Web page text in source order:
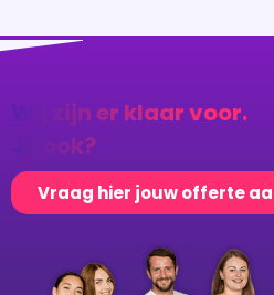
Wij zijn er klaar voor.
Vraag hier jouw offerte aan